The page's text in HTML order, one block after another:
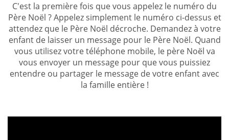
C'est la première fois que vous appelez le numéro du
Père Noël ? Appelez simplement le numéro ci-dessus et
attendez que le Père Noël décroche. Demandez à votre
enfant de laisser un message pour le Père Noël. Quand
vous utilisez votre téléphone mobile, le père Noël va
vous envoyer un message pour que vous puissiez
entendre ou partager le message de votre enfant avec
la famille entière !